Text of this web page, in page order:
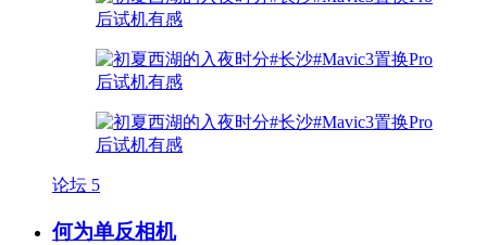
论坛 5
何为单反相机